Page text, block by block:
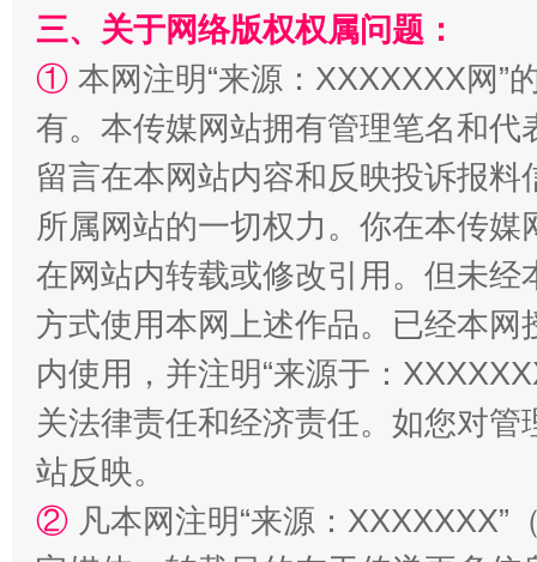
三、关于网络版权权属问题：
① 本网注明“来源：XXXXXXX网”
有。本传媒网站拥有管理笔名和
留言在本网站内容和反映投诉报
所属网站的一切权力。你在本传
在网站内转载或修改引用。但未
方式使用本网上述作品。已经本
内使用，并注明“来源于：
关法律责任和经济责任。如您对
站反映。
② 凡本网注明“来源：